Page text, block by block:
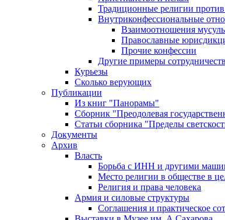
Традиционные религии
Внутриконфессиональные
Взаимоотношения
Православные
Прочие конфессии
Другие примеры
Курьезы
Сколько верующих
Публикации
Из книг "Панорамы"
Сборник "Преодолевая
Статьи сборника "Пределы
Документы
Архив
Власть
Борьба с ИНН и другими
Место религии в обществе в
Религия и права человека
Армия и силовые структуры
Соглашения и практическое